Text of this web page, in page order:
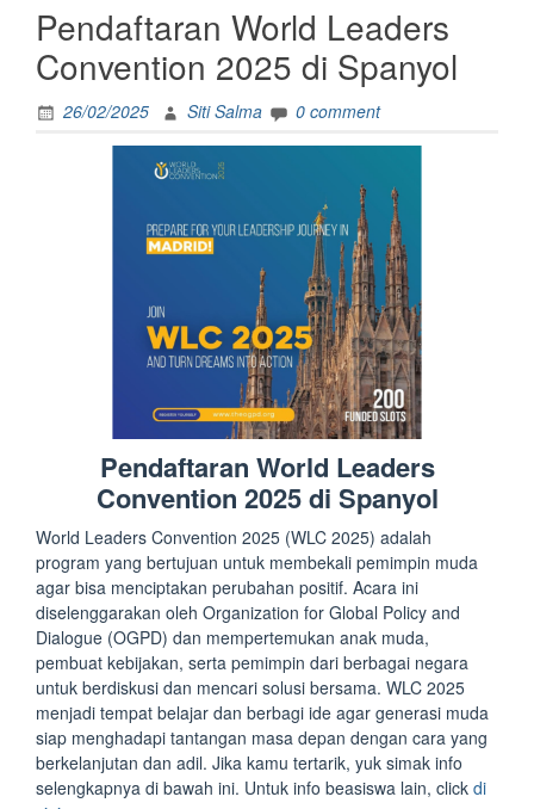
Pendaftaran World Leaders
Convention 2025 di Spanyol
26/02/2025 Siti Salma 0 comment
Pendaftaran World Leaders
Convention 2025 di Spanyol
World Leaders Convention 2025 (WLC 2025) adalah
program yang bertujuan untuk membekali pemimpin muda
agar bisa menciptakan perubahan positif. Acara ini
diselenggarakan oleh Organization for Global Policy and
Dialogue (OGPD) dan mempertemukan anak muda,
pembuat kebijakan, serta pemimpin dari berbagai negara
untuk berdiskusi dan mencari solusi bersama. WLC 2025
menjadi tempat belajar dan berbagi ide agar generasi muda
siap menghadapi tantangan masa depan dengan cara yang
berkelanjutan dan adil. Jika kamu tertarik, yuk simak info
selengkapnya di bawah ini. Untuk info beasiswa lain, click di